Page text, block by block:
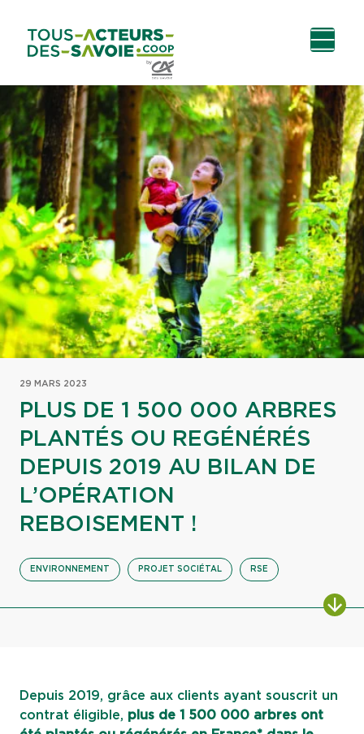
contenu
principal
29 MARS 2023
PLUS DE 1 500 000 ARBRES
PLANTÉS OU REGÉNÉRÉS
DEPUIS 2019 AU BILAN DE
L’OPÉRATION
REBOISEMENT !
ENVIRONNEMENT PROJET SOCIÉTAL RSE
Depuis 2019, grâce aux clients ayant souscrit un
contrat éligible, plus de 1 500 000 arbres ont